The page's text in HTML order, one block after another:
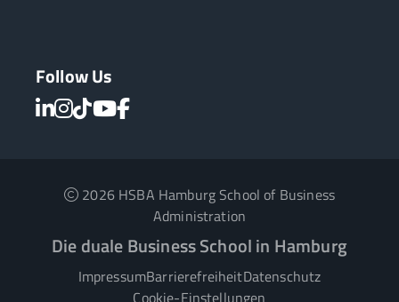
Follow Us
2026 HSBA Hamburg School of Business
Administration
Die duale Business School in Hamburg
ImpressumBarrierefreiheitDatenschutz
Cookie-Einstellungen